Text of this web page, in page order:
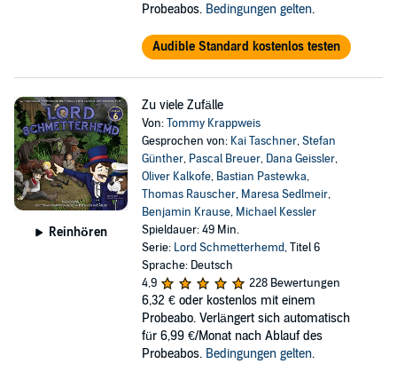
Probeabos. Bedingungen gelten.
Audible Standard kostenlos testen
Reinhören
Zu viele Zufälle
Von:Tommy Krappweis
Gesprochen von: Kai Taschner,Stefan
Günther, Pascal Breuer, Dana Geissler,
Oliver Kalkofe, Bastian Pastewka,
Thomas Rauscher, Maresa Sedlmeir,
Benjamin Krause, Michael Kessler
Spieldauer: 49 Min.
Serie: Lord Schmetterhemd, Titel 6
Sprache: Deutsch
4,9
228 Bewertungen
6,32 € oder kostenlos mit einem
Probeabo. Verlängert sich automatisch
für 6,99 €/Monat nach Ablauf des
Probeabos. Bedingungen gelten.